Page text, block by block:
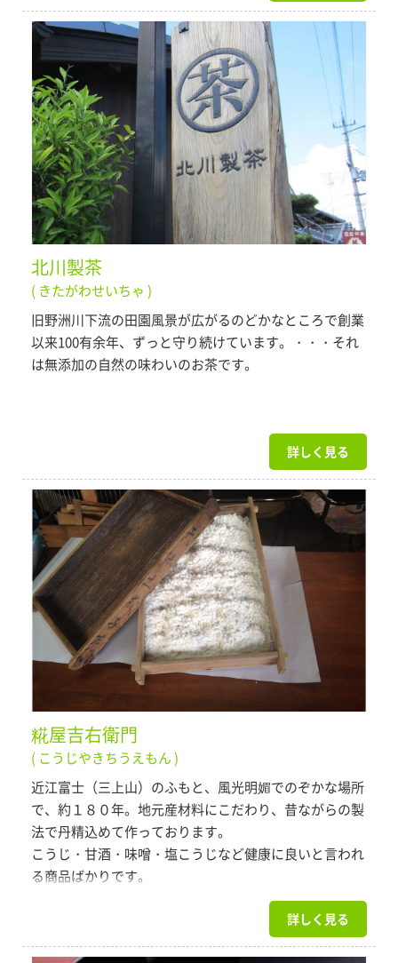
北川製茶
( きたがわせいちゃ )
旧野洲川下流の田園風景が広がるのどかなところで創業
以来100有余年、ずっと守り続けています。・・・それ
は無添加の自然の味わいのお茶です。
詳しく見る
糀屋吉右衛門
( こうじやきちうえもん )
近江富士（三上山）のふもと、風光明媚でのぞかな場所
で、約１８０年。地元産材料にこだわり、昔ながらの製
法で丹精込めて作っております。
こうじ・甘酒・味噌・塩こうじなど健康に良いと言われ
る商品ばかりです。
詳しく見る